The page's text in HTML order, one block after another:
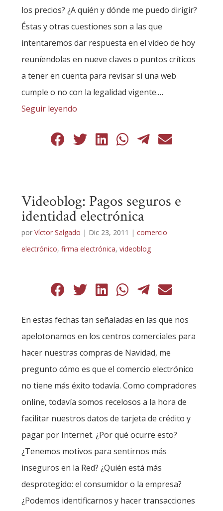
los precios? ¿A quién y dónde me puedo dirigir?
Éstas y otras cuestiones son a las que
intentaremos dar respuesta en el video de hoy
reuníendolas en nueve claves o puntos críticos
a tener en cuenta para revisar si una web
cumple o no con la legalidad vigente.…
Seguir leyendo
Videoblog: Pagos seguros e
identidad electrónica
por Víctor Salgado | Dic 23, 2011 | comercio
electrónico, firma electrónica, videoblog
En estas fechas tan señaladas en las que nos
apelotonamos en los centros comerciales para
hacer nuestras compras de Navidad, me
pregunto cómo es que el comercio electrónico
no tiene más éxito todavía. Como compradores
online, todavía somos recelosos a la hora de
facilitar nuestros datos de tarjeta de crédito y
pagar por Internet. ¿Por qué ocurre esto?
¿Tenemos motivos para sentirnos más
inseguros en la Red? ¿Quién está más
desprotegido: el consumidor o la empresa?
¿Podemos identificarnos y hacer transacciones